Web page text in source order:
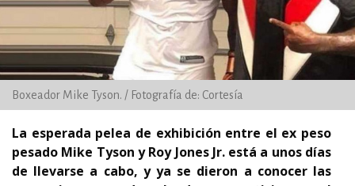
Boxeador Mike Tyson. / Fotografía de: Cortesía
La esperada pelea de exhibición entre el ex peso
pesado Mike Tyson y Roy Jones Jr. está a unos días
de llevarse a cabo, y ya se dieron a conocer las